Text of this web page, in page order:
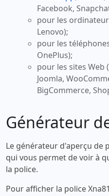
Facebook,
pour les
Lenovo);
pour les
OnePlus);
pour les sites Web
Joomla,
BigCommerce,
Générateur
Le générateur d'aperçu de
qui vous permet de voir à
la police.
Pour afficher la police